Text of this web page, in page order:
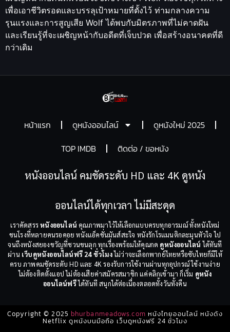
เพื่อเอาชีวิตรอดและบรรลุเป้าหมายที่ตั้งไว้ ท่ามกลางความ
รุนแรงและการสูญเสีย Wolf ได้พบกับมิตรภาพที่ไม่คาดฝัน
และเรียนรู้ที่จะเผชิญหน้ากับอดีตที่เจ็บปวด เพื่อสร้างอนาคตที่ดี
กว่าเดิม
หน้าแรก ดูหนังออนไลน์
ดูหนังใหม่ 2025
TOP IMDB
ติดต่อ / ขอหนัง
หนังออนไลน์ คมชัดระดับ HD และ 4K ดูหนัง
ออนไลน์ได้ทุกเวลา ไม่มีสะดุด
เราคัดสรรหนังออนไลน์ คุณภาพมาไว้ให้เลือกแบบครบทุกอารมณ์ ทั้งหนังใหม่
ชนโรงที่หลายคนรอคอย หนังแอ็คชั่นมันส์สะใจ หนังรักโรแมนติกละมุนหัวใจ ไป
จนถึงหนังสยองขวัญที่ชวนขนลุก ทุกเรื่องพร้อมให้คุณกด ดูหนังออนไลน์ ได้ทันที
ผ่าน เว็บดูหนังออนไลน์ฟรี 24 ชั่วโมงไม่ว่าจะเลือกพากย์ไทยหรือซับไทยก็มีให้
ครบ ภาพคมชัดระดับ HD และ 4K รองรับการใช้งานผ่านทุกอุปกรณ์ ใช้งานง่าย
ไม่ต้องติดตั้งแอป ไม่ต้องเสียค่าสมัครสมาชิก แค่คลิกเข้ามา ก็เริ่ม ดูหนัง
ออนไลน์ฟรีได้ทันที สนุกได้ต่อเนื่องตลอดทั้งวันทั้งคืน
Copyright © 2025 bhurbanmeadows.com หนังไทยออนไลน์ หนังดัง
Netflix ดูหนังบนมือถือ เว็บดูหนังฟรี 24 ชั่วโมง